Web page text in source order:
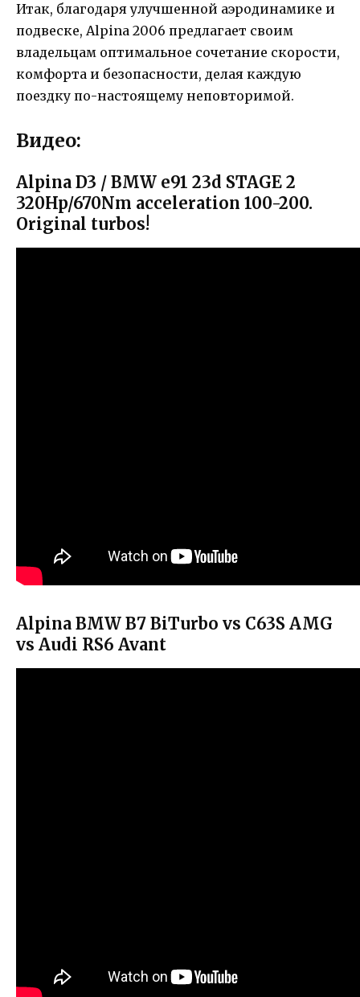
Итак, благодаря улучшенной аэродинамике и
подвеске, Alpina 2006 предлагает своим
владельцам оптимальное сочетание скорости,
комфорта и безопасности, делая каждую
поездку по-настоящему неповторимой.
Видео:
Alpina D3 / BMW e91 23d STAGE 2
320Hp/670Nm acceleration 100-200.
Original turbos!
Alpina BMW B7 BiTurbo vs C63S AMG
vs Audi RS6 Avant